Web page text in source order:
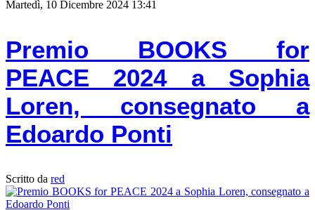
Martedì, 10 Dicembre 2024 13:41
Premio BOOKS for
PEACE 2024 a Sophia
Loren, consegnato a
Edoardo Ponti
Scritto da red